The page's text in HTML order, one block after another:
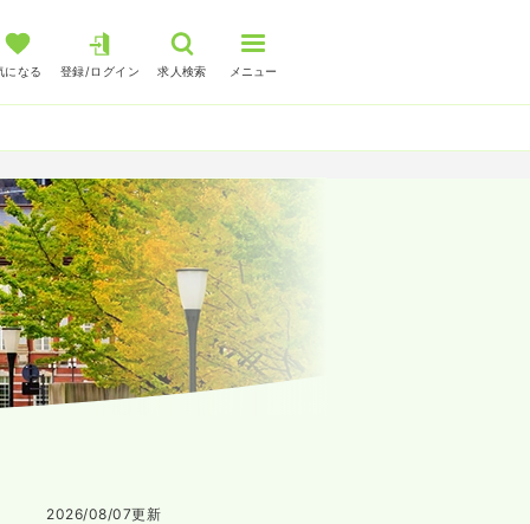
になる 登録/ログイン 求人検索 メニュー
2026/08/07更新